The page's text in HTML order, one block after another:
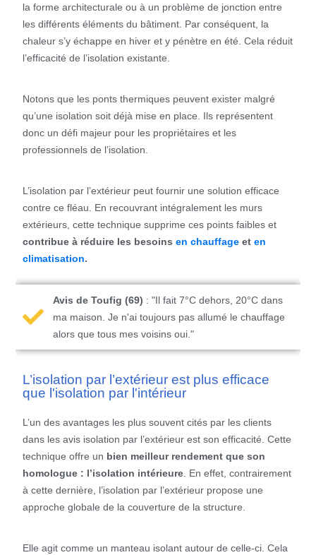
la forme architecturale ou à un problème de jonction entre
les différents éléments du bâtiment. Par conséquent, la
chaleur s’y échappe en hiver et y pénètre en été. Cela réduit
l’efficacité de l’isolation existante.
Notons que les ponts thermiques peuvent exister malgré
qu’une isolation soit déjà mise en place. Ils représentent
donc un défi majeur pour les propriétaires et les
professionnels de l’isolation.
L’isolation par l’extérieur peut fournir une solution efficace
contre ce fléau. En recouvrant intégralement les murs
extérieurs, cette technique supprime ces points faibles et
contribue à réduire les besoinsen chauffage eten
climatisation.
Avis de Toufig (69) : "Il fait 7°C dehors, 20°C dans
ma maison. Je n'ai toujours pas allumé le chauffage
alors que tous mes voisins oui."
L’isolation par l’extérieur est plus efficace
que l'isolation par l'intérieur
L’un des avantages les plus souvent cités par les clients
dans les avis isolation par l’extérieur est son efficacité. Cette
technique offre un bien meilleur rendement que son
homologue : l’isolation intérieure . En effet, contrairement
à cette dernière, l’isolation par l’extérieur propose une
approche globale de la couverture de la structure.
Elle agit comme un manteau isolant autour de celle-ci. Cela